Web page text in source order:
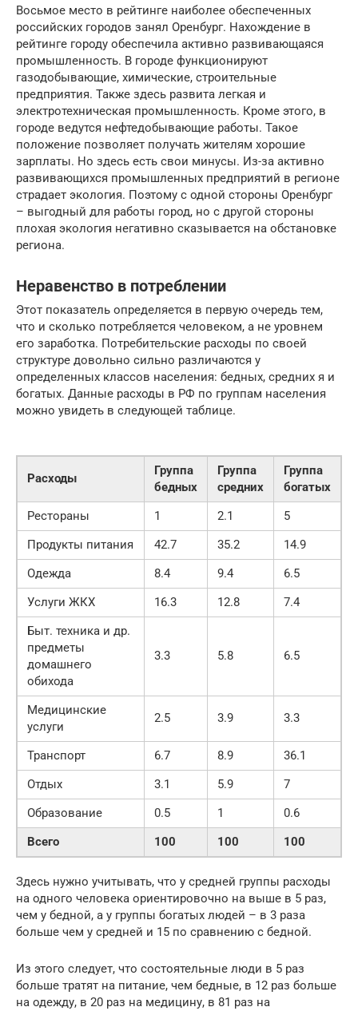
Восьмое место в рейтинге наиболее обеспеченных
российских городов занял Оренбург. Нахождение в
рейтинге городу обеспечила активно развивающаяся
промышленность. В городе функционируют
газодобывающие, химические, строительные
предприятия. Также здесь развита легкая и
электротехническая промышленность. Кроме этого, в
городе ведутся нефтедобывающие работы. Такое
положение позволяет получать жителям хорошие
зарплаты. Но здесь есть свои минусы. Из-за активно
развивающихся промышленных предприятий в регионе
страдает экология. Поэтому с одной стороны Оренбург
– выгодный для работы город, но с другой стороны
плохая экология негативно сказывается на обстановке
региона.
Неравенство в потреблении
Этот показатель определяется в первую очередь тем,
что и сколько потребляется человеком, а не уровнем
его заработка. Потребительские расходы по своей
структуре довольно сильно различаются у
определенных классов населения: бедных, средних я и
богатых. Данные расходы в РФ по группам населения
можно увидеть в следующей таблице.
Расходы
Группа
бедных
Группа
средних
Группа
богатых
Всего 100 100 100
Рестораны 1 2.1
5
Продукты питания
42.7 35.2
14.9
Одежда
8.4 9.4
6.5
Услуги ЖКХ
16.3 12.8
7.4
Быт. техника и др.
предметы
домашнего
обихода
3.3 5.8 6.5
Медицинские
услуги
2.5 3.9 3.3
Транспорт 6.7 8.9
36.1
Отдых
3.1 5.9
7
Образование
0.5 1 0.6
Здесь нужно учитывать, что у средней группы расходы
на одного человека ориентировочно на выше в 5 раз,
чем у бедной, а у группы богатых людей – в 3 раза
больше чем у средней и 15 по сравнению с бедной.
Из этого следует, что состоятельные люди в 5 раз
больше тратят на питание, чем бедные, в 12 раз больше
на одежду, в 20 раз на медицину, в 81 раз на